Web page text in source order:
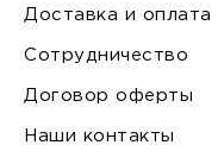
Доставка и оплата
Сотрудничество
Договор оферты
Наши контакты